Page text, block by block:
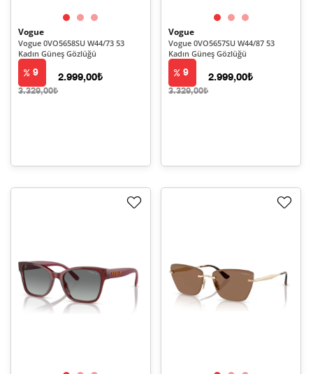
Vogue
Vogue 0VO5658SU W44/73 53
Kadın Güneş Gözlüğü
9
3.329,00₺
2.999,00₺
Vogue
Vogue 0VO5657SU W44/87 53
Kadın Güneş Gözlüğü
9
3.329,00₺
2.999,00₺